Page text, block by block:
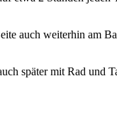
auch weiterhin am
später mit Rad und